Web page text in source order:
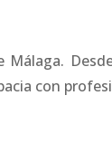
Málaga.
con